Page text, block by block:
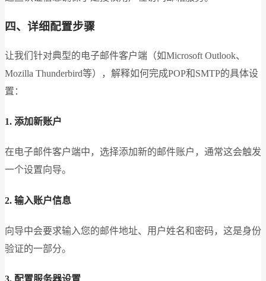
四、详细配置步骤
让我们针对典型的电子邮件客户端（如Microsoft Outlook、
Mozilla Thunderbird等），解释如何完成POP和SMTP的具体设
置：
1. 添加新账户
在电子邮件客户端中，选择添加新的邮件账户，通常这会触发
一个设置向导。
2. 输入账户信息
向导中会要求输入您的邮件地址、用户姓名和密码，这是身份
验证的一部分。